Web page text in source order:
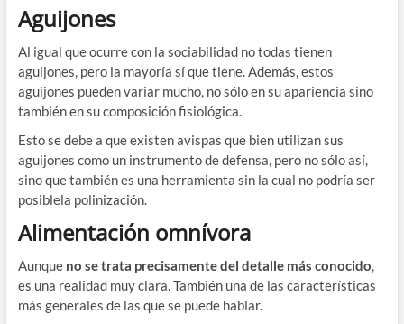
Aguijones
Al igual que ocurre con la sociabilidad no todas tienen
aguijones, pero la mayoría sí que tiene. Además, estos
aguijones pueden variar mucho, no sólo en su apariencia sino
también en su composición fisiológica.
Esto se debe a que existen avispas que bien utilizan sus
aguijones como un instrumento de defensa, pero no sólo así,
sino que también es una herramienta sin la cual no podría ser
posiblela polinización.
Alimentación omnívora
Aunque no se trata precisamente del detalle más conocido,
es una realidad muy clara. También una de las características
más generales de las que se puede hablar.